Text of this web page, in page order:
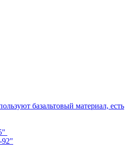
базальтовый материал, есть